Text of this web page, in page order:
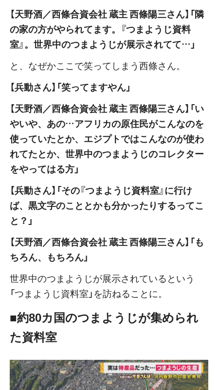
【天野酒／西條合資会社 蔵主 西條陽三さん】「隣
の家の方がやられてます。『つまようじ資料
室』。世界中のつまようじが展示されてて…」
と、なぜかここで笑ってしまう西條さん。
【兵動さん】「笑ってますやん」
【天野酒／西條合資会社 蔵主 西條陽三さん】「い
やいや、あの…アフリカの原住民がこんなのを
使っていたとか、エジプトではこんなのが使わ
れてたとか、世界中のつまようじのコレクター
をやってはる方」
【兵動さん】「その『つまようじ資料室』に行け
ば、黒文字のこととかも分かったりするってこ
と？」
【天野酒／西條合資会社 蔵主 西條陽三さん】「も
ちろん、もちろん」
世界中のつまようじが展示されているという
「つまようじ資料室」を訪ねることに。
■約80カ国のつまようじが集められ
た資料室